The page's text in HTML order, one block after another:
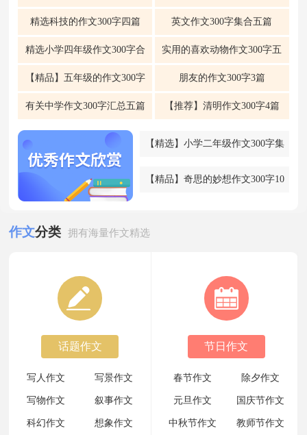
篇 字锦集9篇
精选科技的作文300字四篇 英文作文300字集合五篇
精选小学四年级作文300字合
集六篇
实用的喜欢动物作文300字五
篇
【精品】五年级的作文300字
合集6篇
朋友的作文300字3篇
有关中学作文300字汇总五篇 【推荐】清明作文300字4篇
【精选】小学二年级作文300字集
【精品】奇思的妙想作文300字10
篇
【热门】三年级状物作文300字4篇
有关六年级年的作文300字集合6篇
【精选】风景的作文300字4篇
【精华】叙事作文300字合集9篇
精选亲人作文300字4篇
作文分类 拥有海量作文精选
话题作文
写人作文 写景作文
写物作文 叙事作文
科幻作文 想象作文
节日作文
春节作文 除夕作文
元旦作文 国庆节作文
中秋节作文 教师节作文